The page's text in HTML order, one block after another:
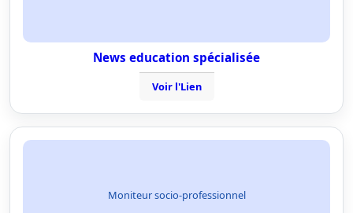
News education spécialisée
Voir l'Lien
Moniteur socio-professionnel